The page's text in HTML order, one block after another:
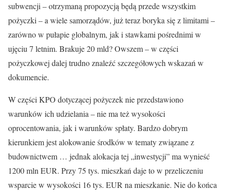
subwencji – otrzymaną propozycją będą przede wszystkim
pożyczki – a wiele samorządów, już teraz boryka się z limitami –
zarówno w pułapie globalnym, jak i stawkami pośrednimi w
ujęciu 7 letnim. Brakuje 20 mld? Owszem – w części
pożyczkowej dalej trudno znaleźć szczegółowych wskazań w
dokumencie.
W części KPO dotyczącej pożyczek nie przedstawiono
warunków ich udzielania – nie ma też wysokości
oprocentowania, jak i warunków spłaty. Bardzo dobrym
kierunkiem jest alokowanie środków w tematy związane z
budownictwem … jednak alokacja tej „inwestycji” ma wynieść
1200 mln EUR. Przy 75 tys. mieszkań daje to w przeliczeniu
wsparcie w wysokości 16 tys. EUR na mieszkanie. Nie do końca